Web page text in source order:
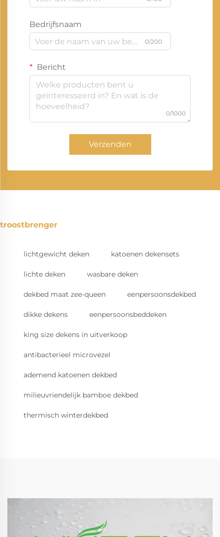
Bedrijfsnaam
0/200
Bericht
0/1000
Verzenden
troostbrenger
lichtgewicht deken katoenen dekensets
lichte deken wasbare deken
dekbed maat zee-queen eenpersoonsdekbed
dikke dekens eenpersoonsbeddeken
king size dekens in uitverkoop
antibacterieel microvezel
ademend katoenen dekbed
milieuvriendelijk bamboe dekbed
thermisch winterdekbed